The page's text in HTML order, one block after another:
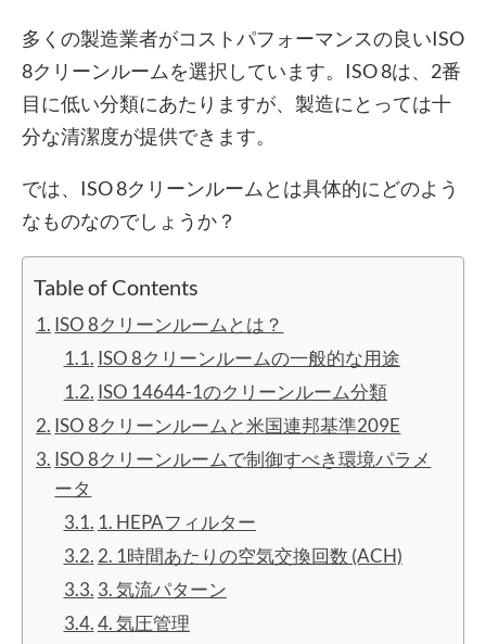
多くの製造業者がコストパフォーマンスの良いISO
8クリーンルームを選択しています。ISO 8は、2番
目に低い分類にあたりますが、製造にとっては十
分な清潔度が提供できます。
では、ISO 8クリーンルームとは具体的にどのよう
なものなのでしょうか？
Table of Contents
ISO 8クリーンルームとは？
ISO 8クリーンルームの一般的な用途
ISO 14644-1のクリーンルーム分類
ISO 8クリーンルームと米国連邦基準209E
ISO 8クリーンルームで制御すべき環境パラメ
ータ
1. HEPAフィルター
2. 1時間あたりの空気交換回数 (ACH)
3. 気流パターン
4. 気圧管理